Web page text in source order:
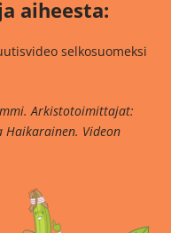
aiheesta:
selkosuomeksi
Arkistotoimittajat:
Haikarainen. Videon